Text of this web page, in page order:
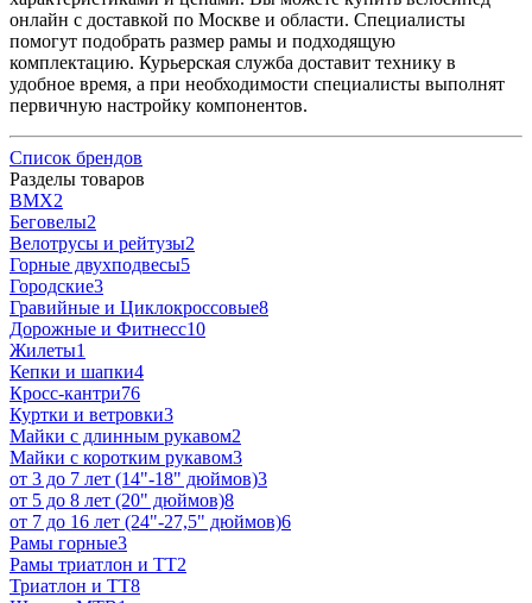
онлайн с доставкой по Москве и области. Специалисты
помогут подобрать размер рамы и подходящую
комплектацию. Курьерская служба доставит технику в
удобное время, а при необходимости специалисты выполнят
первичную настройку компонентов.
Список брендов
Разделы товаров
BMX2
Беговелы2
Велотрусы и рейтузы2
Горные двухподвесы5
Городские3
Гравийные и Циклокроссовые8
Дорожные и Фитнесс10
Жилеты1
Кепки и шапки4
Кросс-кантри76
Куртки и ветровки3
Майки с длинным рукавом2
Майки с коротким рукавом3
от 3 до 7 лет (14"-18" дюймов)3
от 5 до 8 лет (20" дюймов)8
от 7 до 16 лет (24"-27,5" дюймов)6
Рамы горные3
Рамы триатлон и ТТ2
Триатлон и ТТ8